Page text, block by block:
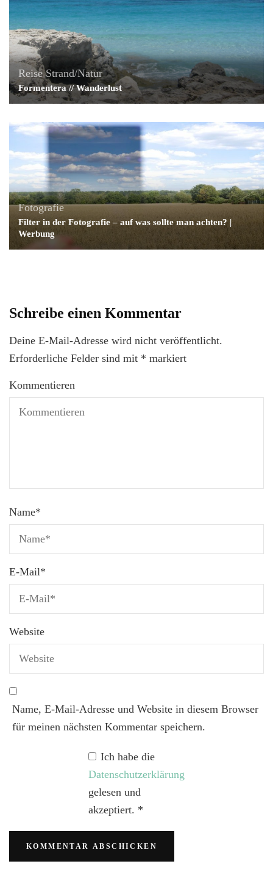
Reise Strand/Natur
Formentera // Wanderlust
Fotografie
Filter in der Fotografie – auf was sollte man achten? |
Werbung
Schreibe einen Kommentar
Deine E-Mail-Adresse wird nicht veröffentlicht.
Erforderliche Felder sind mit * markiert
Kommentieren
Name*
E-Mail*
Website
Name, E-Mail-Adresse und Website in diesem Browser
für meinen nächsten Kommentar speichern.
Ich habe die
Datenschutzerklärung
gelesen und
akzeptiert. *